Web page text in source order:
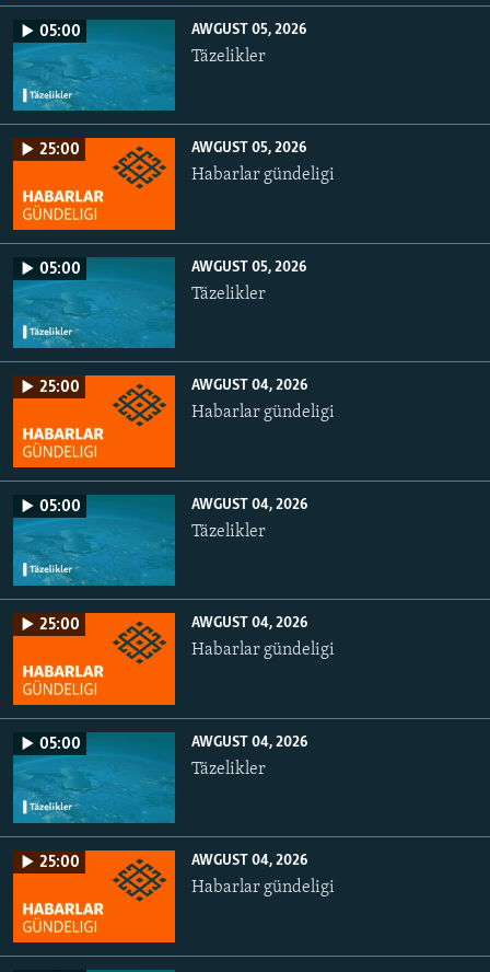
05:00 AWGUST 05, 2026
Täzelikler
25:00 AWGUST 05, 2026
Habarlar gündeligi
05:00 AWGUST 05, 2026
Täzelikler
25:00 AWGUST 04, 2026
Habarlar gündeligi
05:00 AWGUST 04, 2026
Täzelikler
25:00 AWGUST 04, 2026
Habarlar gündeligi
05:00 AWGUST 04, 2026
Täzelikler
25:00 AWGUST 04, 2026
Habarlar gündeligi